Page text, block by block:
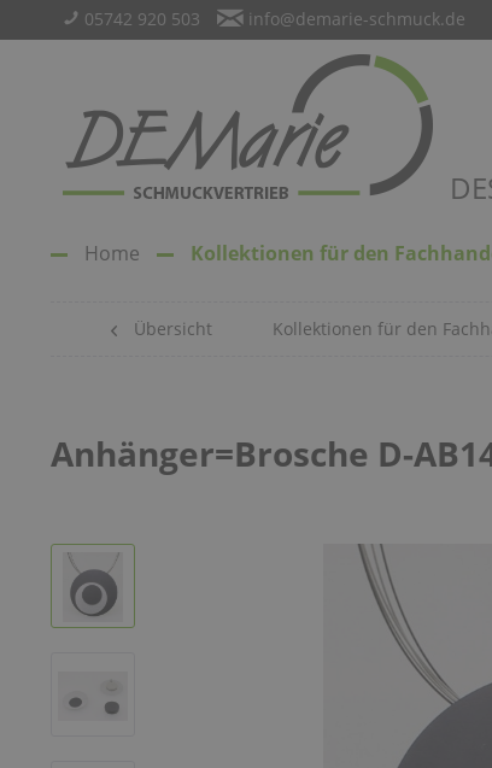
05742 920 503 info@demarie-schmuck.de
Home Kollektionen für den
Übersicht Kollektionen für den
Anhänger=Brosche D-